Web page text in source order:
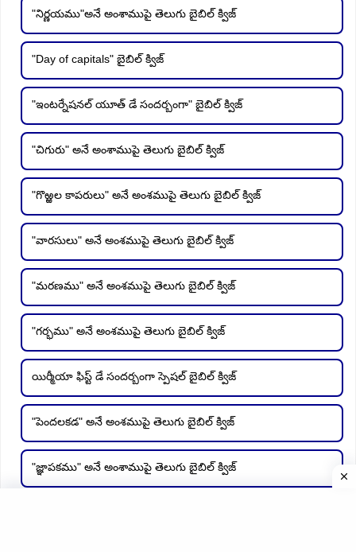
"నిర్ణయము"అనే అంశాముపై తెలుగు బైబిల్ క్విజ్
"Day of capitals" బైబిల్ క్విజ్
"ఇంటర్నేషనల్ యూత్ డే సందర్బంగా" బైబిల్ క్విజ్
"చిగురు" అనే అంశాముపై తెలుగు బైబిల్ క్విజ్
"గొఱ్ఱల కాపరులు" అనే అంశముపై తెలుగు బైబిల్ క్విజ్
"వారసులు" అనే అంశముపై తెలుగు బైబిల్ క్విజ్
"మరణము" అనే అంశముపై తెలుగు బైబిల్ క్విజ్
"గర్భము" అనే అంశముపై తెలుగు బైబిల్ క్విజ్
యిర్మీయా ఫిస్ట్ డే సందర్బంగా స్పెషల్ బైబిల్ క్విజ్
"పెందలకడ" అనే అంశముపై తెలుగు బైబిల్ క్విజ్
"జ్ఞాపకము" అనే అంశాముపై తెలుగు బైబిల్ క్విజ్